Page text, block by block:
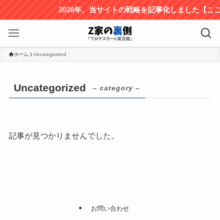
2026年、当サイトの戦略を記事化しました【こ
ホーム Uncategorized
Uncategorized – category –
記事が見つかりませんでした。
お問い合わせ